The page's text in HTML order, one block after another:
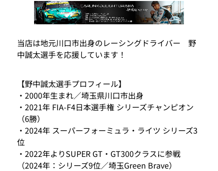
当店は地元川口市出身のレーシングドライバー 野
中誠太選手を応援しています！
【野中誠太選手プロフィール】
・2000年生まれ／埼玉県川口市出身
・2021年 FIA-F4日本選手権 シリーズチャンピオン
（6勝）
・2024年 スーパーフォーミュラ・ライツ シリーズ3
位
・2022年よりSUPER GT・GT300クラスに参戦
（2024年：シリーズ9位／埼玉Green Brave）